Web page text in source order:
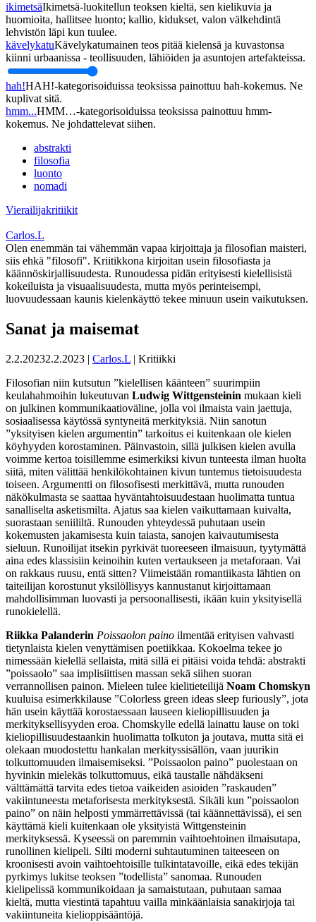
ikimetsäIkimetsä-luokitellun teoksen kieltä, sen kielikuvia ja
huomioita, hallitsee luonto; kallio, kidukset, valon välkehdintä
lehvistön läpi kun tuulee.
kävelykatuKävelykatumainen teos pitää kielensä ja kuvastonsa
kiinni urbaanissa - teollisuuden, lähiöiden ja asuntojen artefakteissa.
hah!HAH!-kategorisoiduissa teoksissa painottuu hah-kokemus. Ne
kuplivat sitä.
hmm...HMM…-kategorisoiduissa teoksissa painottuu hmm-
kokemus. Ne johdattelevat siihen.
abstrakti
filosofia
luonto
nomadi
Vierailijakritiikit
Carlos.L
Olen enemmän tai vähemmän vapaa kirjoittaja ja filosofian maisteri,
siis ehkä "filosofi". Kriitikkona kirjoitan usein filosofiasta ja
käännöskirjallisuudesta. Runoudessa pidän erityisesti kielellisistä
kokeiluista ja visuaalisuudesta, mutta myös perinteisempi,
luovuudessaan kaunis kielenkäyttö tekee minuun usein vaikutuksen.
Sanat ja maisemat
2.2.20232.2.2023 | Carlos.L | Kritiikki
Filosofian niin kutsutun ”kielellisen käänteen” suurimpiin
keulahahmoihin lukeutuvan Ludwig Wittgensteinin mukaan kieli
on julkinen kommunikaatioväline, jolla voi ilmaista vain jaettuja,
sosiaalisessa käytössä syntyneitä merkityksiä. Niin sanotun
”yksityisen kielen argumentin” tarkoitus ei kuitenkaan ole kielen
köyhyyden korostaminen. Päinvastoin, sillä julkisen kielen avulla
voimme kertoa toisillemme esimerkiksi kivun tunteesta ilman huolta
siitä, miten välittää henkilökohtainen kivun tuntemus tietoisuudesta
toiseen. Argumentti on filosofisesti merkittävä, mutta runouden
näkökulmasta se saattaa hyväntahtoisuudestaan huolimatta tuntua
sanalliselta asketismilta. Ajatus saa kielen vaikuttamaan kuivalta,
suorastaan seniililtä. Runouden yhteydessä puhutaan usein
kokemusten jakamisesta kuin taiasta, sanojen kaivautumisesta
sieluun. Runoilijat itsekin pyrkivät tuoreeseen ilmaisuun, tyytymättä
aina edes klassisiin keinoihin kuten vertaukseen ja metaforaan. Vai
on rakkaus ruusu, entä sitten? Viimeistään romantiikasta lähtien on
taiteilijan korostunut yksilöllisyys kannustanut kirjoittamaan
mahdollisimman luovasti ja persoonallisesti, ikään kuin yksityisellä
runokielellä.
Riikka Palanderin Poissaolon paino ilmentää erityisen vahvasti
tietynlaista kielen venyttämisen poetiikkaa. Kokoelma tekee jo
nimessään kielellä sellaista, mitä sillä ei pitäisi voida tehdä: abstrakti
”poissaolo” saa implisiittisen massan sekä siihen suoran
verrannollisen painon. Mieleen tulee kielitieteilijä Noam Chomskyn
kuuluisa esimerkkilause ”Colorless green ideas sleep furiously”, jota
hän usein käyttää korostaessaan lauseen kieliopillisuuden ja
merkityksellisyyden eroa. Chomskylle edellä lainattu lause on toki
kieliopillisuudestaankin huolimatta tolkuton ja joutava, mutta sitä ei
olekaan muodostettu hankalan merkityssisällön, vaan juurikin
tolkuttomuuden ilmaisemiseksi. ”Poissaolon paino” puolestaan on
hyvinkin mielekäs tolkuttomuus, eikä taustalle nähdäkseni
välttämättä tarvita edes tietoa vaikeiden asioiden ”raskauden”
vakiintuneesta metaforisesta merkityksestä. Sikäli kun ”poissaolon
paino” on näin helposti ymmärrettävissä (tai käännettävissä), ei sen
käyttämä kieli kuitenkaan ole yksityistä Wittgensteinin
merkityksessä. Kyseessä on paremmin vaihtoehtoinen ilmaisutapa,
runollinen kielipeli. Silti moderni suhtautuminen taiteeseen on
kroonisesti avoin vaihtoehtoisille tulkintatavoille, eikä edes tekijän
pyrkimys lukitse teoksen ”todellista” sanomaa. Runouden
kielipelissä kommunikoidaan ja samaistutaan, puhutaan samaa
kieltä, mutta viestintä tapahtuu vailla minkäänlaisia sanakirjoja tai
vakiintuneita kielioppisääntöjä.